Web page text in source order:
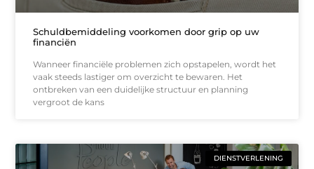
Schuldbemiddeling voorkomen door grip op uw
financiën
Wanneer financiële problemen zich opstapelen, wordt het
vaak steeds lastiger om overzicht te bewaren. Het
ontbreken van een duidelijke structuur en planning
vergroot de kans
DIENSTVERLENING